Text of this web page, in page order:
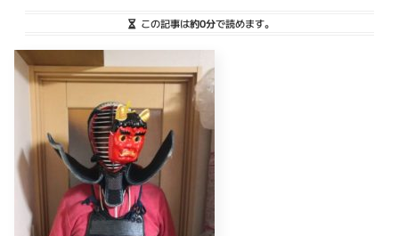
この記事は約0分で読めます。